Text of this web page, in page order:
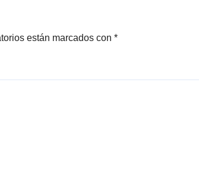
están marcados con *